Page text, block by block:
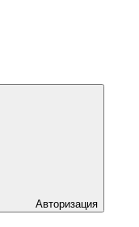
Авторизация